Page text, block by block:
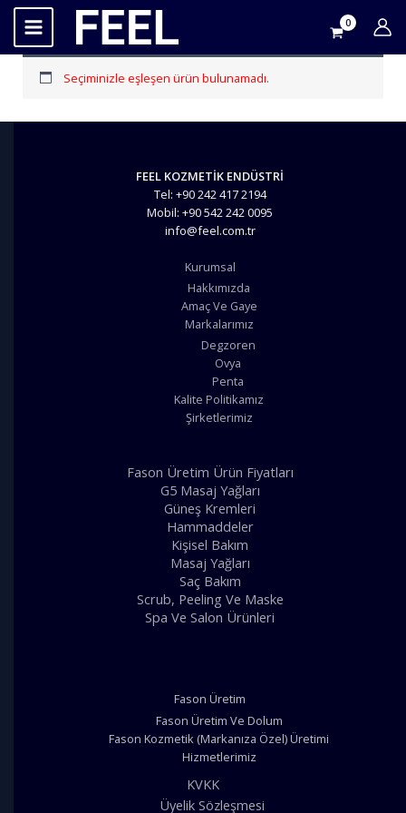
İçeriğe
Seçiminizle eşleşen ürün bulunamadı.
FEEL KOZMETİK ENDÜSTRİ
Tel: +90 242 417 2194
Mobil: +90 542 242 0095
info@feel.com.tr
Kurumsal
Hakkımızda
Amaç Ve Gaye
Markalarımız
Degzoren
Ovya
Penta
Kalite Politikamız
Şirketlerimiz
Fason Üretim Ürün Fiyatları
G5 Masaj Yağları
Güneş Kremleri
Hammaddeler
Kişisel Bakım
Masaj Yağları
Saç Bakım
Scrub, Peeling Ve Maske
Spa Ve Salon Ürünleri
Fason Üretim
Fason Üretim Ve Dolum
Fason Kozmetik (Markanıza Özel) Üretimi
Hizmetlerimiz
KVKK
Üyelik Sözleşmesi